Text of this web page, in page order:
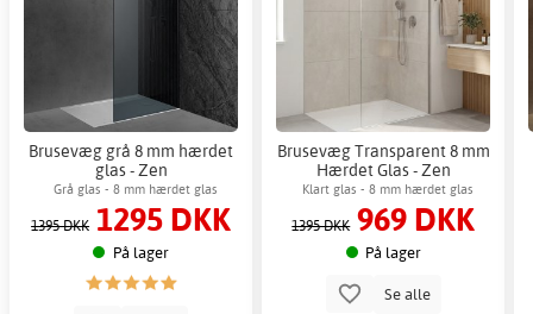
Brusevæg grå 8 mm hærdet
glas - Zen
Grå glas - 8 mm hærdet glas
1395 DKK 1295 DKK
På lager
Brusevæg Transparent 8 mm
Hærdet Glas - Zen
Klart glas - 8 mm hærdet glas
1395 DKK 969 DKK
På lager
Se alle